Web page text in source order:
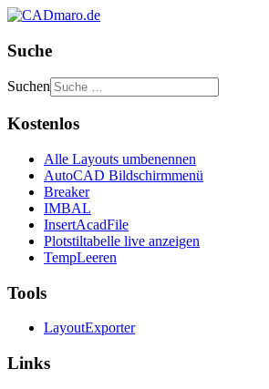
Suche
Suchen
Kostenlos
Alle Layouts umbenennen
AutoCAD Bildschirmmenü
Breaker
IMBAL
InsertAcadFile
Plotstiltabelle live anzeigen
TempLeeren
Tools
LayoutExporter
Links